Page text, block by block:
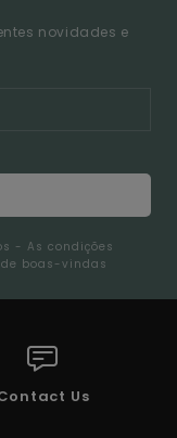
novidades e
- As condições
boas-vindas
Us